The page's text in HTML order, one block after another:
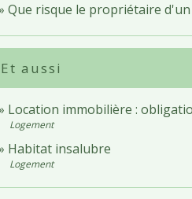
Que risque le propriétaire
Et aussi
Location immobilière :
Logement
Habitat insalubre
Logement